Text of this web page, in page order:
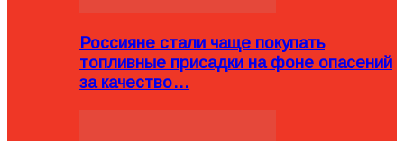
Россияне стали чаще покупать
топливные присадки на фоне опасений
за качество…